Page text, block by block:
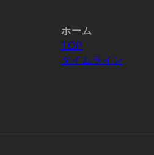
ホーム
TOP
タイムライン